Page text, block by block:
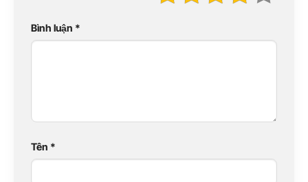
Bình luận *
Tên *